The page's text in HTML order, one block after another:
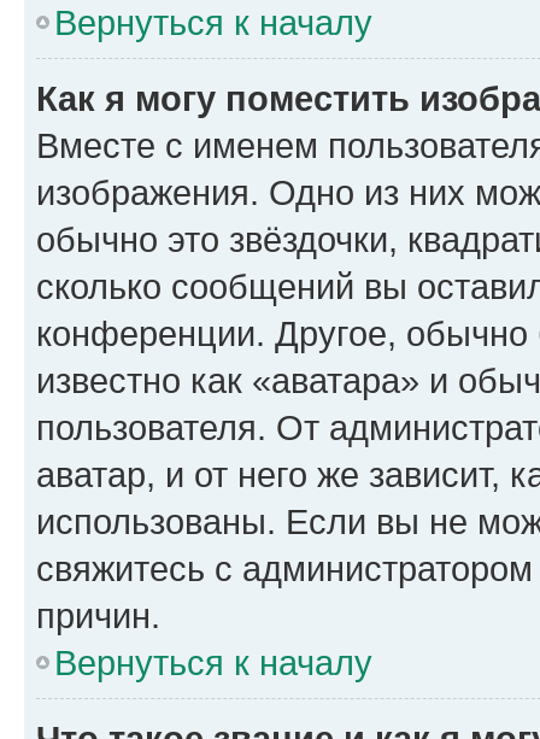
Вернуться к началу
Как я могу поместить
Вместе с именем
изображения. Одно из них
обычно это звёздочки,
сколько сообщений вы
конференции. Другое,
известно как «аватара» и
пользователя. От
аватар, и от него же зависит,
использованы. Если вы не
свяжитесь с
причин.
Вернуться к началу